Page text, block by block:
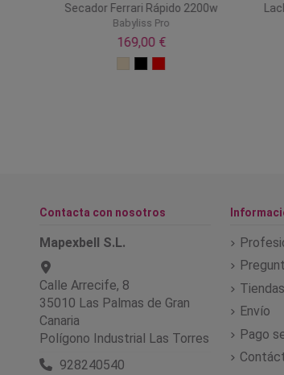
Secador Ferrari Rápido 2200w
Babyliss Pro
169,00 €
Contacta con nosotros
Mapexbell S.L.
Calle Arrecife, 8
35010 Las Palmas de Gran
Canaria
Polígono Industrial Las Torres
928240540
Tiendas
Envío
Pago